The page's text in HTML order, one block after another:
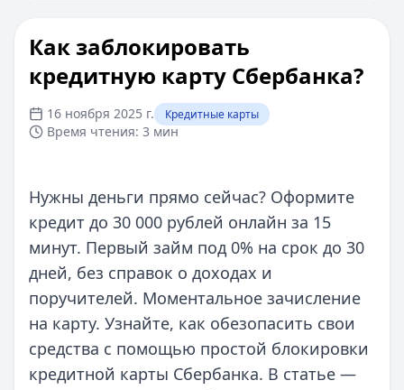
Как заблокировать
кредитную карту Сбербанка?
16 ноября 2025 г. Кредитные карты
Время чтения: 3 мин
Нужны деньги прямо сейчас? Оформите
кредит до 30 000 рублей онлайн за 15
минут. Первый займ под 0% на срок до 30
дней, без справок о доходах и
поручителей. Моментальное зачисление
на карту. Узнайте, как обезопасить свои
средства с помощью простой блокировки
кредитной карты Сбербанка. В статье —